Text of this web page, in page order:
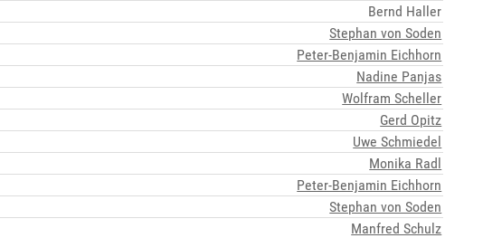
Bernd Haller
Stephan von Soden
Peter-Benjamin Eichhorn
Nadine Panjas
Wolfram Scheller
Gerd Opitz
Uwe Schmiedel
Monika Radl
Peter-Benjamin Eichhorn
Stephan von Soden
Manfred Schulz